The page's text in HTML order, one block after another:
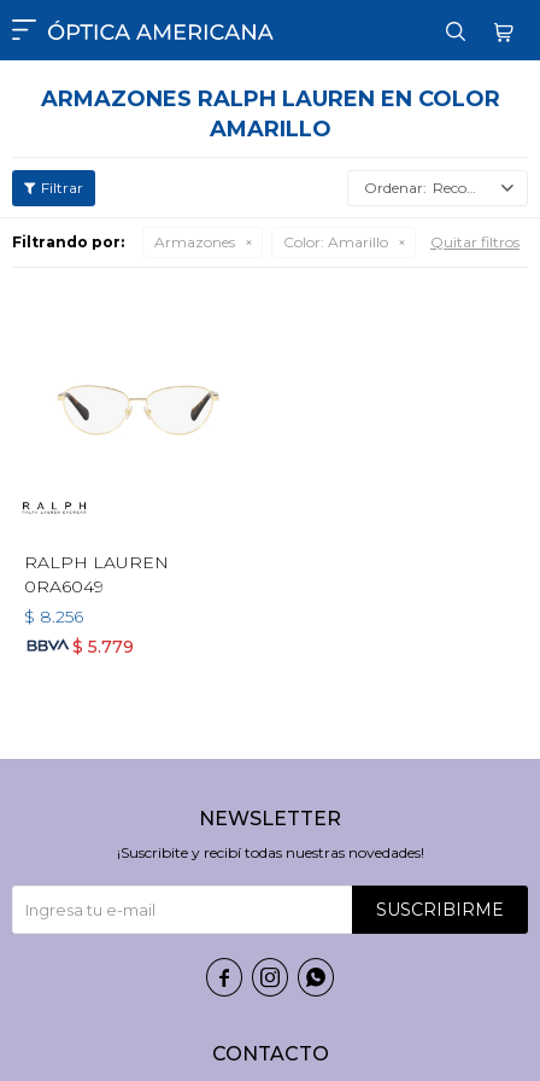

ARMAZONES RALPH LAUREN EN COLOR
AMARILLO
Recomendados
Filtrando por: Armazones Color: Amarillo Quitar filtros
RALPH LAUREN
0RA6049
$ 8.256
$ 5.779
CONTACTO
NEWSLETTER
¡Suscribite y recibí todas nuestras novedades!
SUSCRIBIRME
  